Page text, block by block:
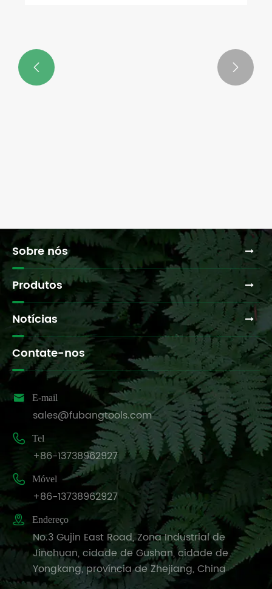
 
Sobre nós
Produtos
Notícias
Contate-nos
 E-mail
sales@fubangtools.com
 Tel
+86-13738962927
 Móvel
+86-13738962927
 Endereço
No.3 Gujin East Road, Zona Industrial de
Jinchuan, cidade de Gushan, cidade de
Yongkang, província de Zhejiang, China